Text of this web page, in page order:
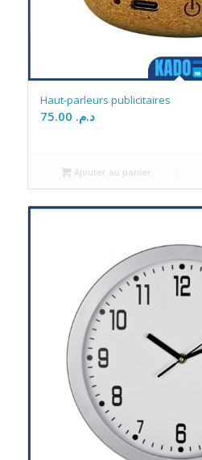
Haut-parleurs publicitaires
د.م.
Ajouter au panier